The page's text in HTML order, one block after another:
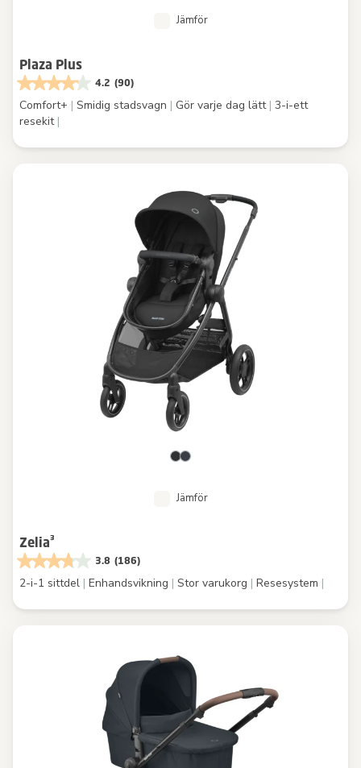
Jämför
Plaza Plus
4.2 (90)
Comfort+ | Smidig stadsvagn | Gör varje dag lätt | 3-i-ett
resekit |
Jämför
Zelia³
3.8 (186)
2-i-1 sittdel | Enhandsvikning | Stor varukorg | Resesystem |